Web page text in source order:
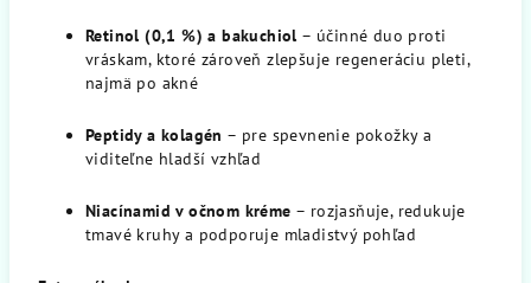
Retinol (0,1 %) a bakuchiol – účinné duo proti
vráskam, ktoré zároveň zlepšuje regeneráciu pleti,
najmä po akné
Peptidy a kolagén – pre spevnenie pokožky a
viditeľne hladší vzhľad
Niacínamid v očnom kréme – rozjasňuje, redukuje
tmavé kruhy a podporuje mladistvý pohľad